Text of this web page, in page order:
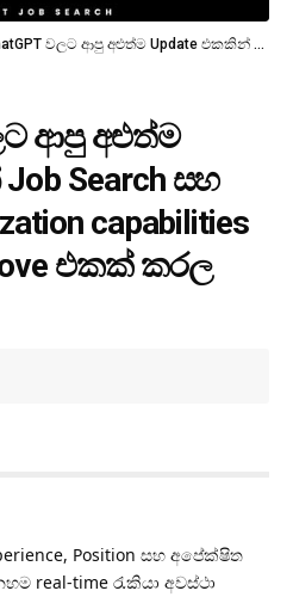
වලට ආපු අළුත්ම Update එකකින් Job Search සහ Resume Optimization capabilities වල ලොකු Improve එකක් කරල තියෙනවා.
ආපු අළුත්ම
Search සහ
capabilities
එකක් කරල
Position සහ අපේක්ෂිත
real-time රැකියා අවස්ථා